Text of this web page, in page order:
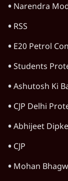
Narendra
RSS
E20 Petrol
Students
Ashutosh Ki
CJP Delhi
Abhijeet Dipke
CJP
Mohan